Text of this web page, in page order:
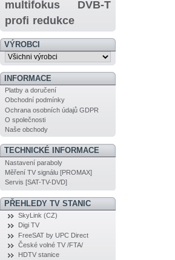
multifokus
DVB-T
profi redukce
VÝROBCI
INFORMACE
Platby a doručení
Obchodní podmínky
Ochrana osobních údajů GDPR
O společnosti
Naše obchody
TECHNICKÉ INFORMACE
Nastavení paraboly
Měření TV signálu [PROMAX]
Servis [SAT-TV-DVD]
PŘEHLEDY TV STANIC
SkyLink (CZ)
Digi TV
FreeSAT by UPC Direct
České volné TV /FTA/
HDTV stanice